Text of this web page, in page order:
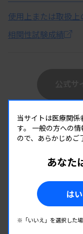
使用上または取扱上
相関性試験成績
この
株式会社タウ
住所：静岡県伊豆
当サイトは医療関
す。 一般の方への
ので、あらかじめご
あなた
はい
※「いいえ」を選択した